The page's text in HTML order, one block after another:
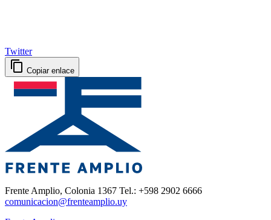
Twitter
Copiar enlace
Frente Amplio, Colonia 1367 Tel.: +598 2902 6666
comunicacion@frenteamplio.uy